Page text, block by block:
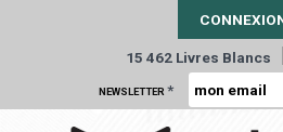
15 462 Livres Blancs |
NEWSLETTER *